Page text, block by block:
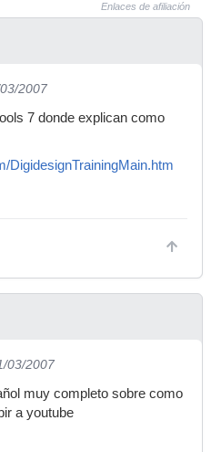
Enlaces de afiliación
2007
7 donde explican como
DigidesignTrainingMain.htm
03/2007
muy completo sobre como
a youtube